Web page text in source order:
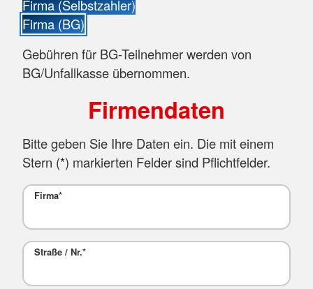
Firma (Selbstzahler)
Firma (BG)
Gebühren für BG-Teilnehmer werden von
BG/Unfallkasse übernommen.
Firmendaten
Bitte geben Sie Ihre Daten ein. Die mit einem
Stern (*) markierten Felder sind Pflichtfelder.
Firma*
Straße / Nr.*